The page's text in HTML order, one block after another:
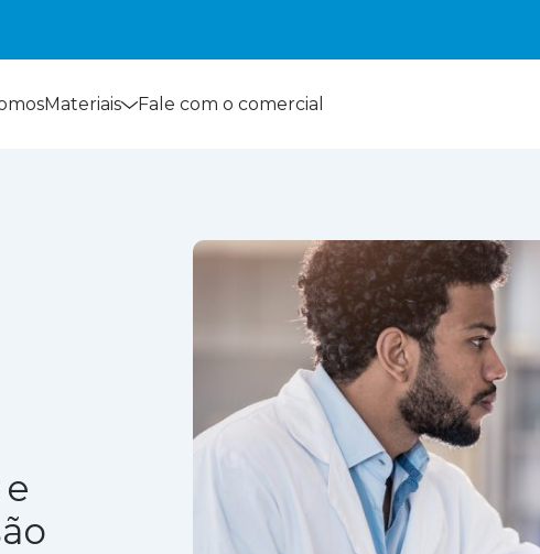
Materiais Fale com o comercial